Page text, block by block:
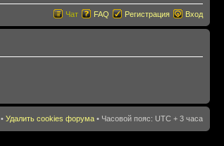
Чат FAQ Регистрация Вход
• Удалить cookies форума • Часовой пояс: UTC + 3 часа